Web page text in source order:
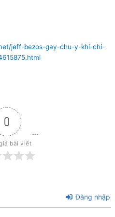
jeff-bezos-gay-chu-y-khi-chi-
0
bài viết
Đăng nhập